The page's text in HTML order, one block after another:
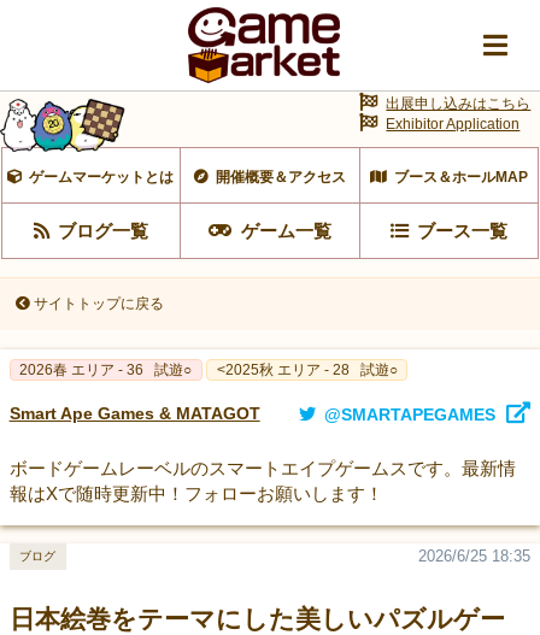
ゲームマーケットとは 開催概要＆アクセス ブース＆ホールMAP
ブログ一覧 ゲーム一覧 ブース一覧
出展申し込みはこちら
Exhibitor Application
サイトトップに戻る
2026春 エリア - 36 試遊○ <2025秋 エリア - 28 試遊○
Smart Ape Games & MATAGOT @SMARTAPEGAMES
ボードゲームレーベルのスマートエイプゲームスです。最新情
報はXで随時更新中！フォローお願いします！
日本絵巻をテーマにした美しいパズルゲー
2026/6/25 18:35
ブログ